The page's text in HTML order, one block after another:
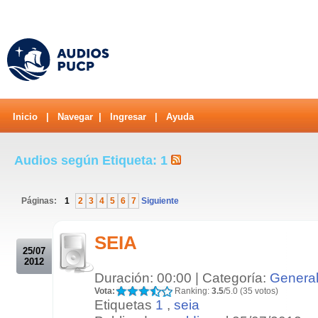
Inicio Navegar Ingresar Ayuda
Audios según Etiqueta: 1
Páginas: 1 2 3 4 5 6 7 Siguiente
25/07
2012
SEIA
Duración: 00:00 | Categoría: General
Vota: Ranking: 3.5/5.0 (35 votos)
Etiquetas 1 , seia